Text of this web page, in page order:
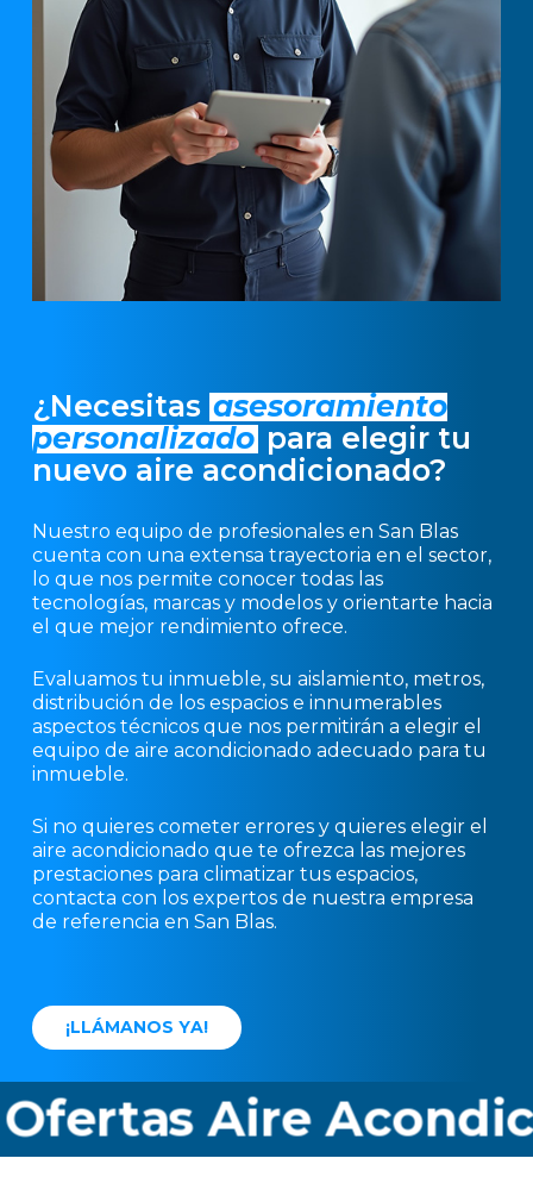
¿Necesitas asesoramiento
personalizado para elegir tu
nuevo aire acondicionado?
Nuestro equipo de profesionales en San Blas
cuenta con una extensa trayectoria en el sector,
lo que nos permite conocer todas las
tecnologías, marcas y modelos y orientarte hacia
el que mejor rendimiento ofrece.
Evaluamos tu inmueble, su aislamiento, metros,
distribución de los espacios e innumerables
aspectos técnicos que nos permitirán a elegir el
equipo de aire acondicionado adecuado para tu
inmueble.
Si no quieres cometer errores y quieres elegir el
aire acondicionado que te ofrezca las mejores
prestaciones para climatizar tus espacios,
contacta con los expertos de nuestra empresa
de referencia en San Blas.
¡LLÁMANOS YA!
Aire